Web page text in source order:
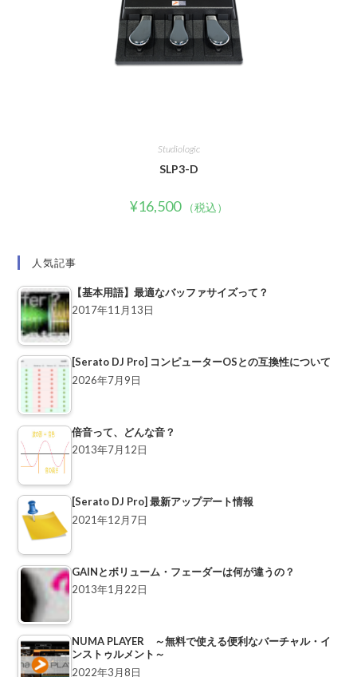
Studiologic
SLP3-D
¥16,500 （税込）
人気記事
【基本用語】最適なバッファサイズって？
2017年11月13日
[Serato DJ Pro] コンピューターOSとの互換性について
2026年7月9日
倍音って、どんな音？
2013年7月12日
[Serato DJ Pro] 最新アップデート情報
2021年12月7日
GAINとボリューム・フェーダーは何が違うの？
2013年1月22日
NUMA PLAYER ～無料で使える便利なバーチャル・イ
ンストゥルメント～
2022年3月8日